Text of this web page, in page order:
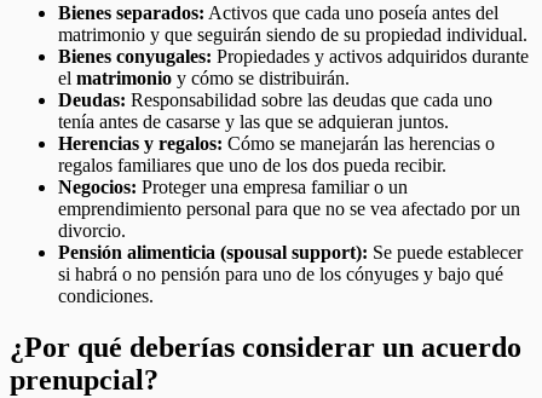
Bienes separados: Activos que cada uno poseía antes del
matrimonio y que seguirán siendo de su propiedad individual.
Bienes conyugales: Propiedades y activos adquiridos durante
el matrimonio y cómo se distribuirán.
Deudas: Responsabilidad sobre las deudas que cada uno
tenía antes de casarse y las que se adquieran juntos.
Herencias y regalos: Cómo se manejarán las herencias o
regalos familiares que uno de los dos pueda recibir.
Negocios: Proteger una empresa familiar o un
emprendimiento personal para que no se vea afectado por un
divorcio.
Pensión alimenticia (spousal support): Se puede establecer
si habrá o no pensión para uno de los cónyuges y bajo qué
condiciones.
¿Por qué deberías considerar un acuerdo
prenupcial?